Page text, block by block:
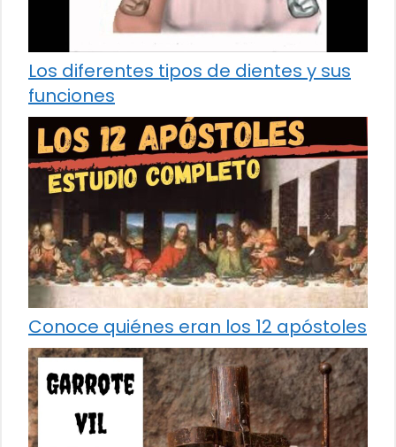
Los diferentes tipos de dientes y sus
funciones
Conoce quiénes eran los 12 apóstoles